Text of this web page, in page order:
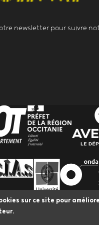
sur ce site pour
newsletter pour suivre